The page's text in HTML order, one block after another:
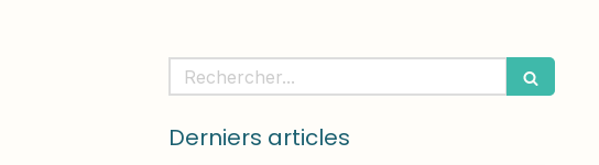
Rechercher
Derniers articles